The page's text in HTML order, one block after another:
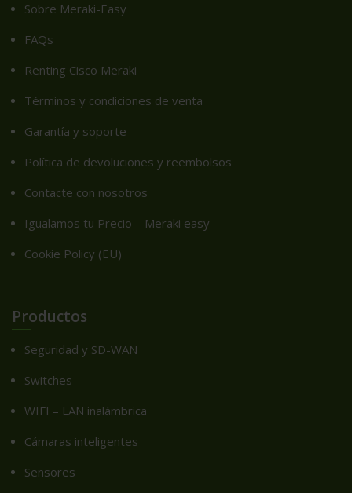
Sobre Meraki-Easy
FAQs
Renting Cisco Meraki
Términos y condiciones de venta
Garantía y soporte
Política de devoluciones y reembolsos
Contacte con nosotros
Igualamos tu Precio – Meraki easy
Cookie Policy (EU)
Productos
Seguridad y SD-WAN
Switches
WIFI – LAN inalámbrica
Cámaras inteligentes
Sensores